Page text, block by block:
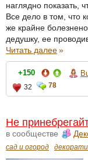
наглядно показать,
Все дело в том, что
же крайне
дедушку, ее
Читать далее»
+150
32
78
Не
в сообществе
сад и огород